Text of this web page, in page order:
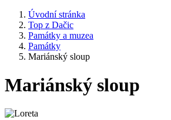
Úvodní stránka
Top z Dačic
Památky a muzea
Památky
Mariánský sloup
Mariánský sloup